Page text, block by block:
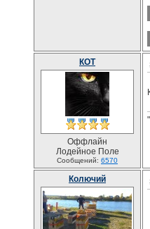
КОТ
Оффлайн
Лодейное Поле
Сообщений: 6570
Колючий